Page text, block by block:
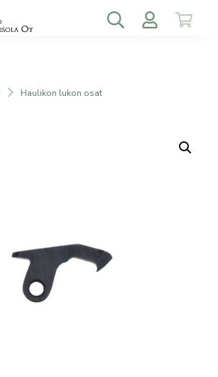
Haulikon lukon osat